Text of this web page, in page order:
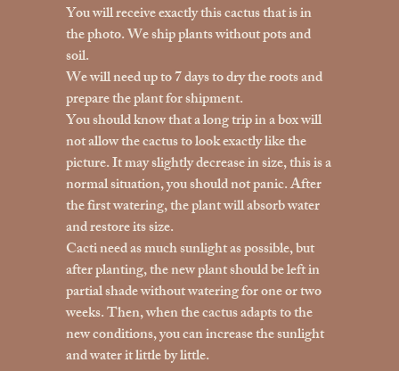
You will receive exactly this cactus that is in
the photo. We ship plants without pots and
soil.
We will need up to 7 days to dry the roots and
prepare the plant for shipment.
You should know that a long trip in a box will
not allow the cactus to look exactly like the
picture. It may slightly decrease in size, this is a
normal situation, you should not panic. After
the first watering, the plant will absorb water
and restore its size.
Cacti need as much sunlight as possible, but
after planting, the new plant should be left in
partial shade without watering for one or two
weeks. Then, when the cactus adapts to the
new conditions, you can increase the sunlight
and water it little by little.